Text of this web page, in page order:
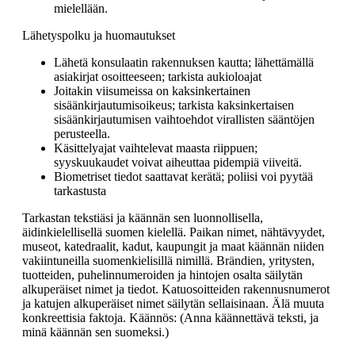
mielellään.
Lähetyspolku ja huomautukset
Lähetä konsulaatin rakennuksen kautta; lähettämällä
asiakirjat osoitteeseen; tarkista aukioloajat
Joitakin viisumeissa on kaksinkertainen
sisäänkirjautumisoikeus; tarkista kaksinkertaisen
sisäänkirjautumisen vaihtoehdot virallisten sääntöjen
perusteella.
Käsittelyajat vaihtelevat maasta riippuen;
syyskuukaudet voivat aiheuttaa pidempiä viiveitä.
Biometriset tiedot saattavat kerätä; poliisi voi pyytää
tarkastusta
Tarkastan tekstiäsi ja käännän sen luonnollisella,
äidinkielellisellä suomen kielellä. Paikan nimet, nähtävyydet,
museot, katedraalit, kadut, kaupungit ja maat käännän niiden
vakiintuneilla suomenkielisillä nimillä. Brändien, yritysten,
tuotteiden, puhelinnumeroiden ja hintojen osalta säilytän
alkuperäiset nimet ja tiedot. Katuosoitteiden rakennusnumerot
ja katujen alkuperäiset nimet säilytän sellaisinaan. Älä muuta
konkreettisia faktoja. Käännös: (Anna käännettävä teksti, ja
minä käännän sen suomeksi.)